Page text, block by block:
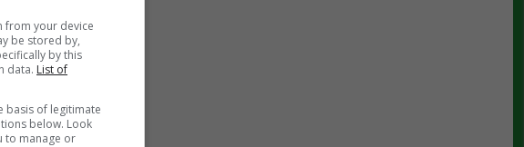
që
deri në
merita
në
from your device
be stored by,
by this
data. List of
basis of legitimate
below. Look
to manage or